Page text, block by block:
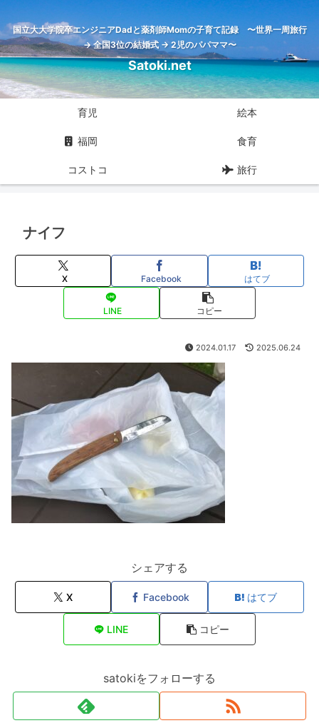
国立大大学院卒エンジニアDadと薬剤師Momの子育て記録 〜世界一周旅行
→ 全国3位の結婚式 → 2児のパパママ〜
Satoki.net
育児 絵本
福岡 食育
コストコ 旅行
ナイフ
X Facebook はてブ
LINE コピー
2024.01.17 2025.06.24
シェアする
X Facebook はてブ
LINE コピー
satokiをフォローする